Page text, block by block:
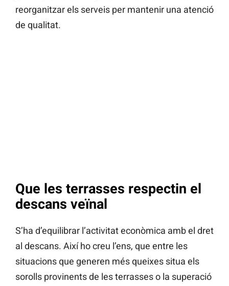
reorganitzar els serveis per mantenir una atenció
de qualitat.
Que les terrasses respectin el
descans veïnal
S’ha d’equilibrar l’activitat econòmica amb el dret
al descans. Així ho creu l’ens, que entre les
situacions que generen més queixes situa els
sorolls provinents de les terrasses o la superació